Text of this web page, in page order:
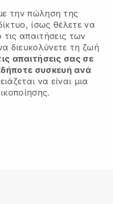
την πώληση της
ίσως θέλετε να
απαιτήσεις των
διευκολύνετε τη ζωή
απαιτήσεις σας σε
συσκευή ανά
να είναι μια